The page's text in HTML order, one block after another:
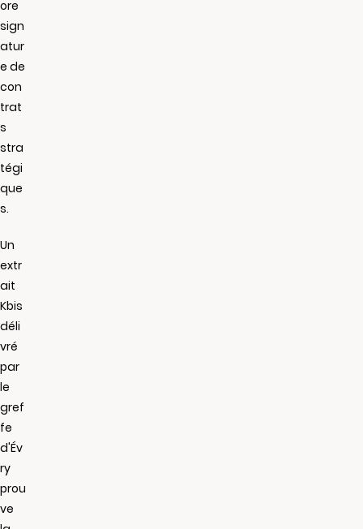
ore
sign
atur
e de
con
trat
s
stra
tégi
que
s.
Un
extr
ait
Kbis
déli
vré
par
le
gref
fe
d'Év
ry
prou
ve